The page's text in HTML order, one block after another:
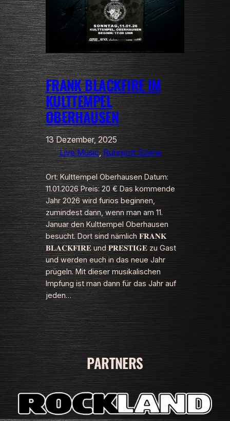
FRANK BLACKFIRE IM
KULTTEMPEL
OBERHAUSEN
13 Dezember, 2025
Live Music, Ruhrpott Szene
Ort: Kulttempel Oberhausen Datum:
11.01.2026 Preis: 20 € Das kommende
Jahr 2026 wird furios beginnen,
zumindest dann, wenn man am 11.
Januar den Kulttempel Oberhausen
besucht. Dort sind nämlich 𝐅𝐑𝐀𝐍𝐊
𝐁𝐋𝐀𝐂𝐊𝐅𝐈𝐑𝐄 und 𝐏𝐑𝐄𝐒𝐓𝐈𝐆𝐄 zu Gast
und werden euch in das neue Jahr
prügeln. Mit dieser musikalischen
Impfung ist man dann für das Jahr auf
jeden…
PARTNERS